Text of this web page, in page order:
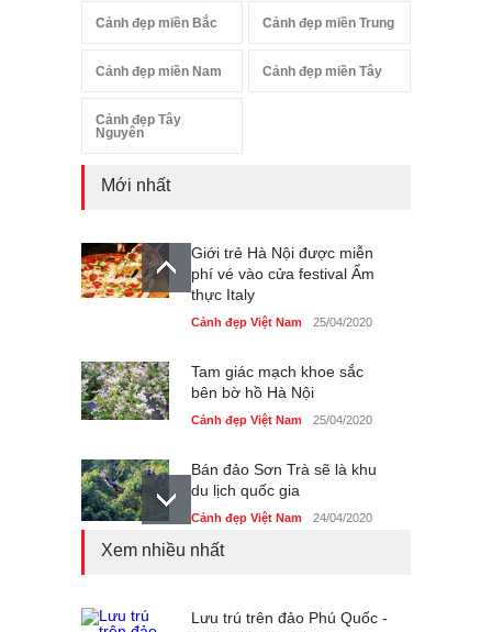
Cảnh đẹp miền Bắc Cảnh đẹp miền Trung
Cảnh đẹp miền Nam Cảnh đẹp miền Tây
Cảnh đẹp Tây
Nguyên
Mới nhất
Giới trẻ Hà Nội được miễn
phí vé vào cửa festival Ẩm
thực Italy
Cảnh đẹp Việt Nam 25/04/2020
Tam giác mạch khoe sắc
bên bờ hồ Hà Nội
Cảnh đẹp Việt Nam 25/04/2020
Bán đảo Sơn Trà sẽ là khu
du lịch quốc gia
Cảnh đẹp Việt Nam 24/04/2020
Cảnh đẹp Việt Nam 25/04/2020
Xem nhiều nhất
Lưu trú trên đảo Phú Quốc -